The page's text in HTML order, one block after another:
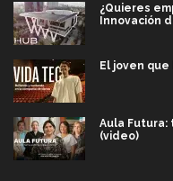
¿Quieres
Innovación
El joven
Aula
(video)